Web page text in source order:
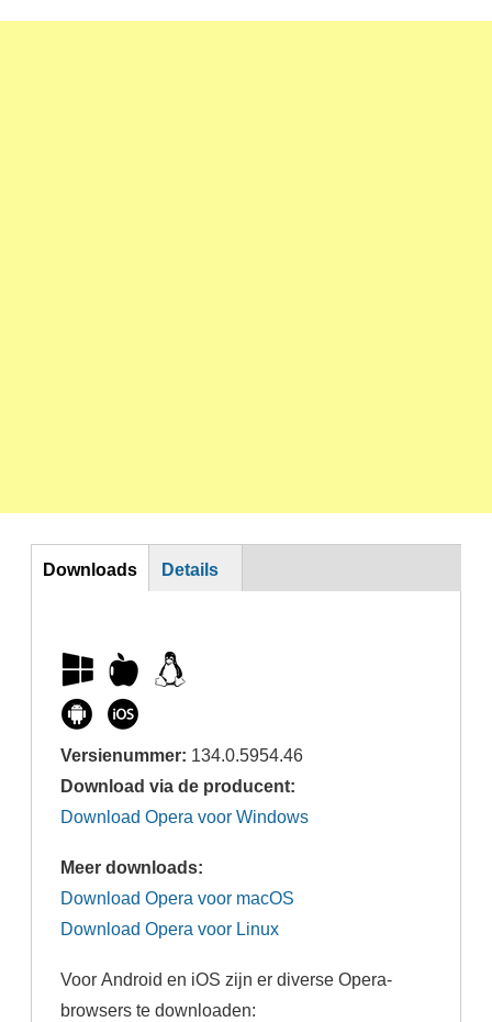
DL
Downloads Details
Versienummer: 134.0.5954.46
Download via de producent:
Download Opera voor Windows
Meer downloads:
Download Opera voor macOS
Download Opera voor Linux
Voor Android en iOS zijn er diverse Opera-
browsers te downloaden: